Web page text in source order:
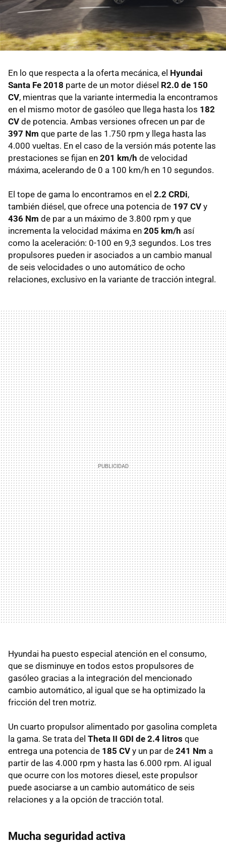
En lo que respecta a la oferta mecánica, el Hyundai
Santa Fe 2018 parte de un motor diésel R2.0 de 150
CV, mientras que la variante intermedia la encontramos
en el mismo motor de gasóleo que llega hasta los 182
CV de potencia. Ambas versiones ofrecen un par de
397 Nm que parte de las 1.750 rpm y llega hasta las
4.000 vueltas. En el caso de la versión más potente las
prestaciones se fijan en 201 km/h de velocidad
máxima, acelerando de 0 a 100 km/h en 10 segundos.
El tope de gama lo encontramos en el 2.2 CRDi,
también diésel, que ofrece una potencia de 197 CV y
436 Nm de par a un máximo de 3.800 rpm y que
incrementa la velocidad máxima en 205 km/h así
como la aceleración: 0-100 en 9,3 segundos. Los tres
propulsores pueden ir asociados a un cambio manual
de seis velocidades o uno automático de ocho
relaciones, exclusivo en la variante de tracción integral.
Hyundai ha puesto especial atención en el consumo,
que se disminuye en todos estos propulsores de
gasóleo gracias a la integración del mencionado
cambio automático, al igual que se ha optimizado la
fricción del tren motriz.
Un cuarto propulsor alimentado por gasolina completa
la gama. Se trata del Theta II GDI de 2.4 litros que
entrega una potencia de 185 CV y un par de 241 Nm a
partir de las 4.000 rpm y hasta las 6.000 rpm. Al igual
que ocurre con los motores diesel, este propulsor
puede asociarse a un cambio automático de seis
relaciones y a la opción de tracción total.
Mucha seguridad activa